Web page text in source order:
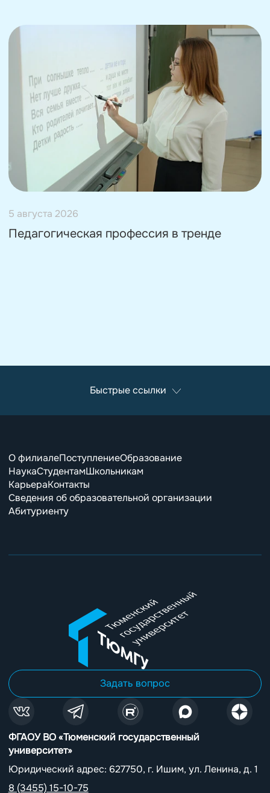
5 августа 2026
Педагогическая профессия в тренде
Быстрые ссылки
О филиалеПоступлениеОбразование
НаукаСтудентамШкольникам
КарьераКонтакты
Сведения об образовательной организации
Абитуриенту
ФГАОУ ВО «Тюменский государственный
университет»
Юридический адрес: 627750, г. Ишим, ул. Ленина, д. 1
8 (3455) 15-10-75
Задать вопрос